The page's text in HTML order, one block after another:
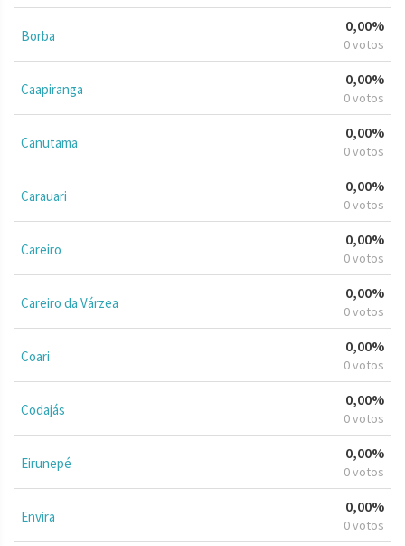
Borba
0,00%
0 votos
Caapiranga
0,00%
0 votos
Canutama
0,00%
0 votos
Carauari
0,00%
0 votos
Careiro
0,00%
0 votos
Careiro da Várzea
0,00%
0 votos
Coari
0,00%
0 votos
Codajás
0,00%
0 votos
Eirunepé
0,00%
0 votos
Envira
0,00%
0 votos